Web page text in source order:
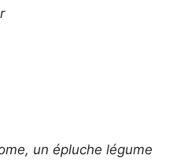
un épluche légume